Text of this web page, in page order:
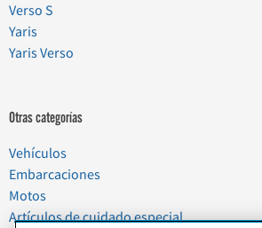
Verso S
Yaris
Yaris Verso
Otras categorías
Vehículos
Embarcaciones
Motos
Artículos de cuidado especial